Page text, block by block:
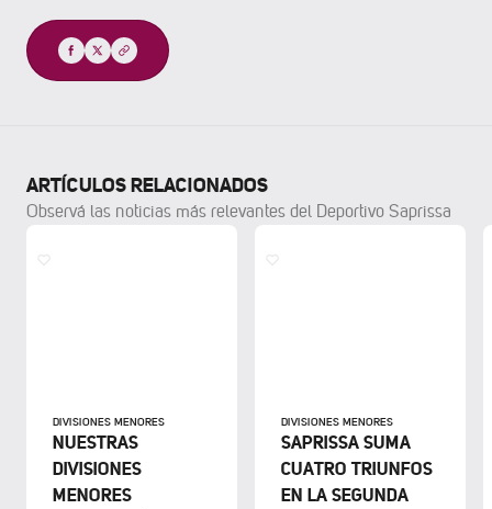
Compartir
ARTÍCULOS RELACIONADOS
Observá las noticias más relevantes del Deportivo Saprissa
DIVISIONES MENORES
NUESTRAS
DIVISIONES
MENORES
DIVISIONES MENORES
SAPRISSA SUMA
CUATRO TRIUNFOS
EN LA SEGUNDA